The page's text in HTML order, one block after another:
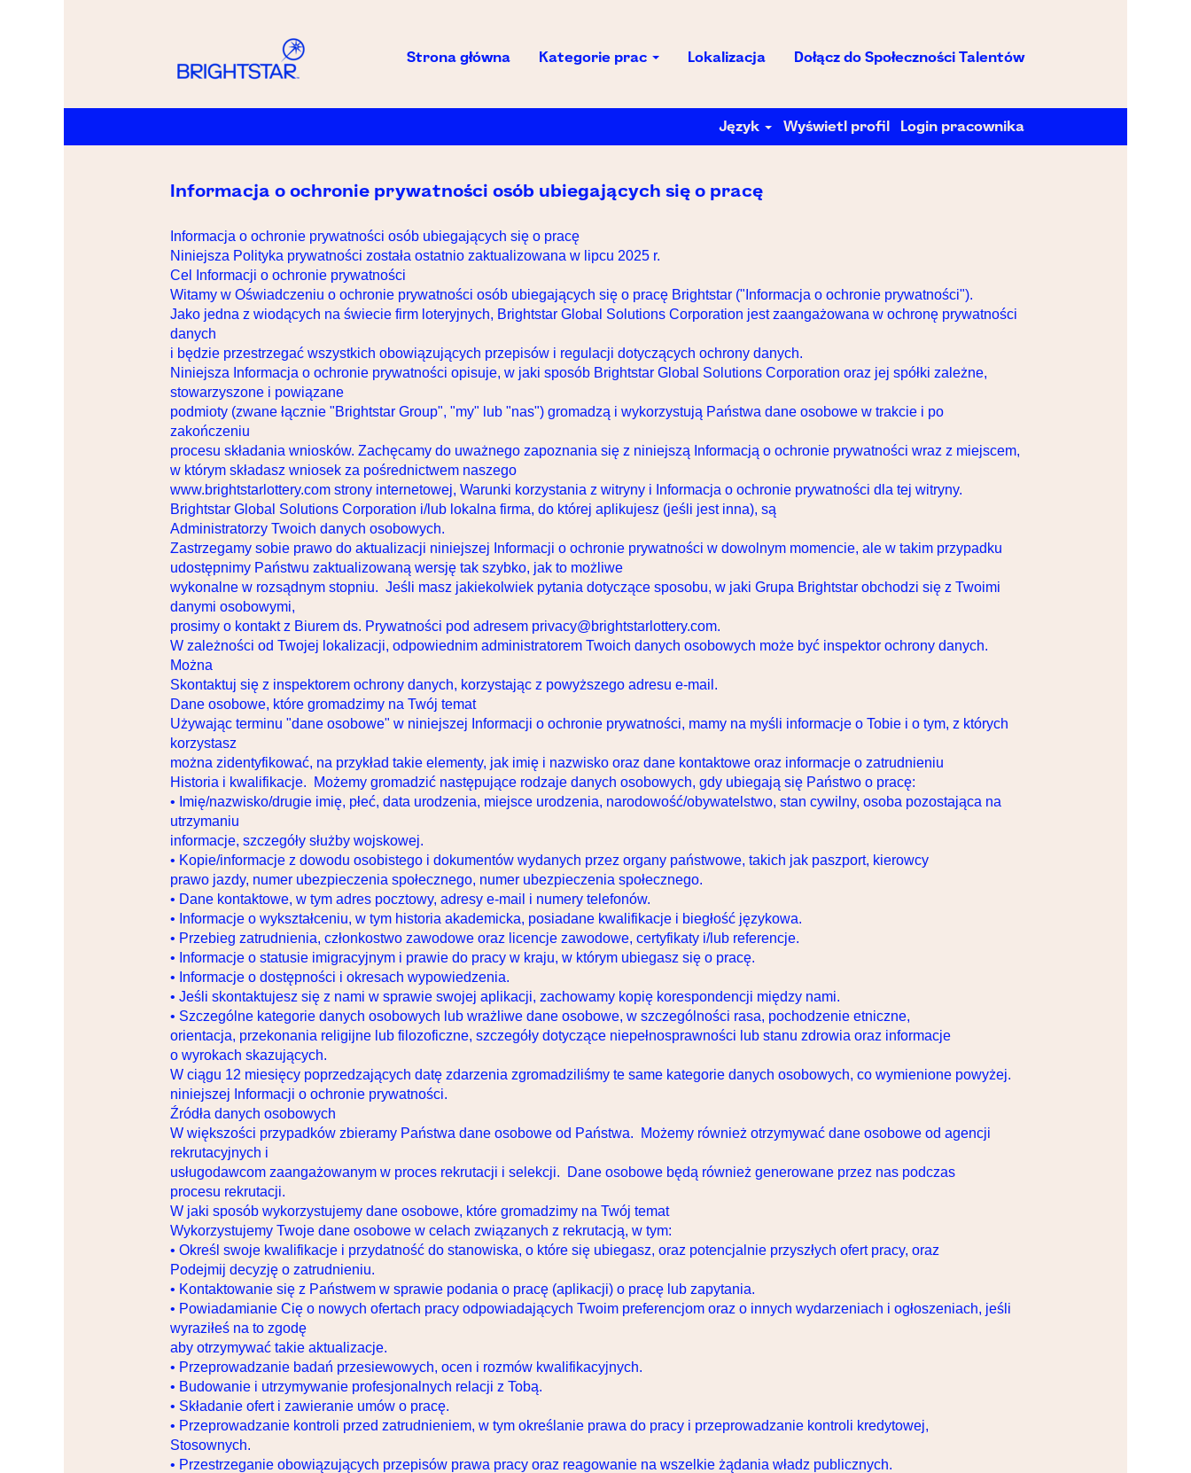
Strona główna Kategorie prac Lokalizacja Dołącz do Społeczności Talentów
Język Wyświetl profil Login pracownika
Informacja o ochronie prywatności osób ubiegających się o pracę
Informacja o ochronie prywatności osób ubiegających się o pracę
Niniejsza Polityka prywatności została ostatnio zaktualizowana w lipcu 2025 r.
Cel Informacji o ochronie prywatności
Witamy w Oświadczeniu o ochronie prywatności osób ubiegających się o pracę Brightstar ("Informacja o ochronie prywatności").
Jako jedna z wiodących na świecie firm loteryjnych, Brightstar Global Solutions Corporation jest zaangażowana w ochronę prywatności
danych
i będzie przestrzegać wszystkich obowiązujących przepisów i regulacji dotyczących ochrony danych.
Niniejsza Informacja o ochronie prywatności opisuje, w jaki sposób Brightstar Global Solutions Corporation oraz jej spółki zależne,
stowarzyszone i powiązane
podmioty (zwane łącznie "Brightstar Group", "my" lub "nas") gromadzą i wykorzystują Państwa dane osobowe w trakcie i po
zakończeniu
procesu składania wniosków. Zachęcamy do uważnego zapoznania się z niniejszą Informacją o ochronie prywatności wraz z miejscem,
w którym składasz wniosek za pośrednictwem naszego
www.brightstarlottery.com strony internetowej, Warunki korzystania z witryny i Informacja o ochronie prywatności dla tej witryny.
Brightstar Global Solutions Corporation i/lub lokalna firma, do której aplikujesz (jeśli jest inna), są
Administratorzy Twoich danych osobowych.
Zastrzegamy sobie prawo do aktualizacji niniejszej Informacji o ochronie prywatności w dowolnym momencie, ale w takim przypadku
udostępnimy Państwu zaktualizowaną wersję tak szybko, jak to możliwe
wykonalne w rozsądnym stopniu. Jeśli masz jakiekolwiek pytania dotyczące sposobu, w jaki Grupa Brightstar obchodzi się z Twoimi
danymi osobowymi,
prosimy o kontakt z Biurem ds. Prywatności pod adresem privacy@brightstarlottery.com.
W zależności od Twojej lokalizacji, odpowiednim administratorem Twoich danych osobowych może być inspektor ochrony danych.
Można
Skontaktuj się z inspektorem ochrony danych, korzystając z powyższego adresu e-mail.
Dane osobowe, które gromadzimy na Twój temat
Używając terminu "dane osobowe" w niniejszej Informacji o ochronie prywatności, mamy na myśli informacje o Tobie i o tym, z których
korzystasz
można zidentyfikować, na przykład takie elementy, jak imię i nazwisko oraz dane kontaktowe oraz informacje o zatrudnieniu
Historia i kwalifikacje. Możemy gromadzić następujące rodzaje danych osobowych, gdy ubiegają się Państwo o pracę:
• Imię/nazwisko/drugie imię, płeć, data urodzenia, miejsce urodzenia, narodowość/obywatelstwo, stan cywilny, osoba pozostająca na
utrzymaniu
informacje, szczegóły służby wojskowej.
• Kopie/informacje z dowodu osobistego i dokumentów wydanych przez organy państwowe, takich jak paszport, kierowcy
prawo jazdy, numer ubezpieczenia społecznego, numer ubezpieczenia społecznego.
• Dane kontaktowe, w tym adres pocztowy, adresy e-mail i numery telefonów.
• Informacje o wykształceniu, w tym historia akademicka, posiadane kwalifikacje i biegłość językowa.
• Przebieg zatrudnienia, członkostwo zawodowe oraz licencje zawodowe, certyfikaty i/lub referencje.
• Informacje o statusie imigracyjnym i prawie do pracy w kraju, w którym ubiegasz się o pracę.
• Informacje o dostępności i okresach wypowiedzenia.
• Jeśli skontaktujesz się z nami w sprawie swojej aplikacji, zachowamy kopię korespondencji między nami.
• Szczególne kategorie danych osobowych lub wrażliwe dane osobowe, w szczególności rasa, pochodzenie etniczne,
orientacja, przekonania religijne lub filozoficzne, szczegóły dotyczące niepełnosprawności lub stanu zdrowia oraz informacje
o wyrokach skazujących.
W ciągu 12 miesięcy poprzedzających datę zdarzenia zgromadziliśmy te same kategorie danych osobowych, co wymienione powyżej.
niniejszej Informacji o ochronie prywatności.
Źródła danych osobowych
W większości przypadków zbieramy Państwa dane osobowe od Państwa. Możemy również otrzymywać dane osobowe od agencji
rekrutacyjnych i
usługodawcom zaangażowanym w proces rekrutacji i selekcji. Dane osobowe będą również generowane przez nas podczas
procesu rekrutacji.
W jaki sposób wykorzystujemy dane osobowe, które gromadzimy na Twój temat
Wykorzystujemy Twoje dane osobowe w celach związanych z rekrutacją, w tym:
• Określ swoje kwalifikacje i przydatność do stanowiska, o które się ubiegasz, oraz potencjalnie przyszłych ofert pracy, oraz
Podejmij decyzję o zatrudnieniu.
• Kontaktowanie się z Państwem w sprawie podania o pracę (aplikacji) o pracę lub zapytania.
• Powiadamianie Cię o nowych ofertach pracy odpowiadających Twoim preferencjom oraz o innych wydarzeniach i ogłoszeniach, jeśli
wyraziłeś na to zgodę
aby otrzymywać takie aktualizacje.
• Przeprowadzanie badań przesiewowych, ocen i rozmów kwalifikacyjnych.
• Budowanie i utrzymywanie profesjonalnych relacji z Tobą.
• Składanie ofert i zawieranie umów o pracę.
• Przeprowadzanie kontroli przed zatrudnieniem, w tym określanie prawa do pracy i przeprowadzanie kontroli kredytowej,
Stosownych.
• Przestrzeganie obowiązujących przepisów prawa pracy oraz reagowanie na wszelkie żądania władz publicznych.